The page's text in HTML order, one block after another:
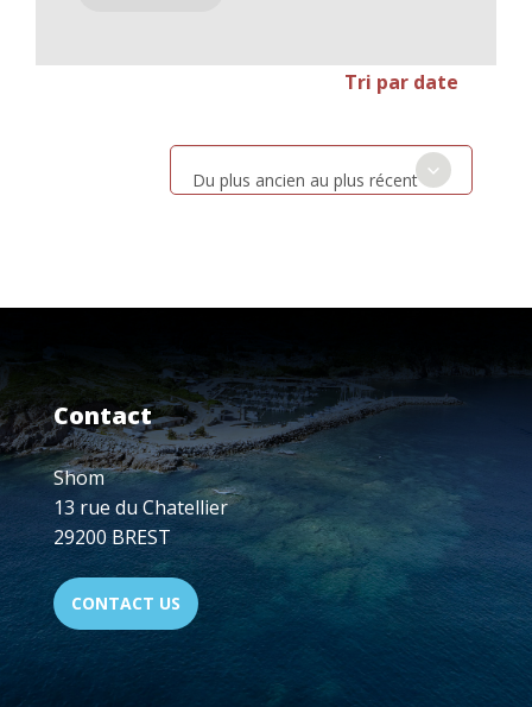
Tri par date
Du plus ancien au plus récent
Contact
Shom
13 rue du Chatellier
29200 BREST
CONTACT US